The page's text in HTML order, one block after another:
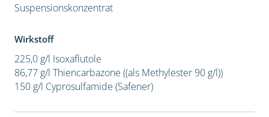
Suspensionskonzentrat
Wirkstoff
225,0 g/l Isoxaflutole
86,77 g/l Thiencarbazone ((als Methylester 90 g/l))
150 g/l Cyprosulfamide (Safener)